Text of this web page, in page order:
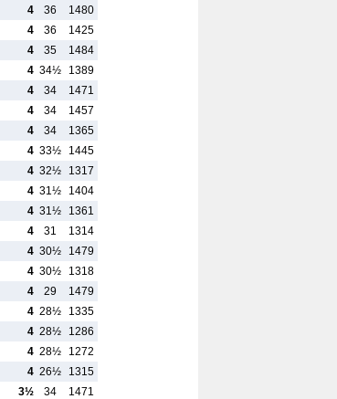
4 36
1480
4 36
1425
4 35
1484
4 34½
1389
4 34
1471
4 34
1457
4 34
1365
4 33½
1445
4 32½
1317
4 31½
1404
4 31½
1361
4 31
1314
4 30½
1479
4 30½
1318
4 29
1479
4 28½
1335
4 28½
1286
4 28½
1272
4 26½
1315
3½ 34
1471